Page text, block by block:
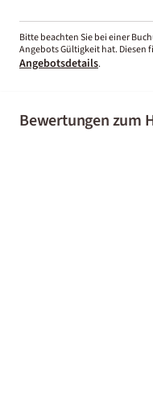
Bitte beachten Sie bei einer
Angebots Gültigkeit hat. Diesen
Angebotsdetails.
Bewertungen zum